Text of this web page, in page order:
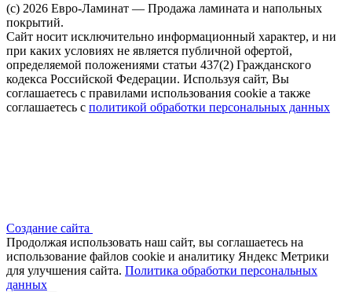
(c) 2026 Евро-Ламинат — Продажа ламината и напольных
покрытий.
Сайт носит исключительно информационный характер, и ни
при каких условиях не является публичной офертой,
определяемой положениями статьи 437(2) Гражданского
кодекса Российской Федерации. Используя сайт, Вы
соглашаетесь с правилами использования cookie а также
соглашаетесь с политикой обработки персональных данных
Создание сайта
Продолжая использовать наш сайт, вы соглашаетесь на
использование файлов сооkіе и аналитику Яндекс Метрики
для улучшения сайта. Политика обработки персональных
данных